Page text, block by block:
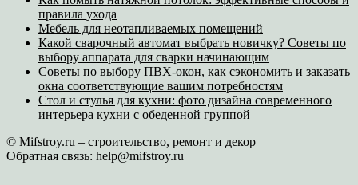
правила ухода
Мебель для неотапливаемых помещений
Какой сварочный автомат выбрать новичку? Советы по
выбору аппарата для сварки начинающим
Советы по выбору ПВХ-окон, как сэкономить и заказать
окна соответствующие вашим потребностям
Стол и стулья для кухни: фото дизайна современного
интерьера кухни с обеденной группой
© Mifstroy.ru – строительство, ремонт и декор
Обратная связь: help@mifstroy.ru